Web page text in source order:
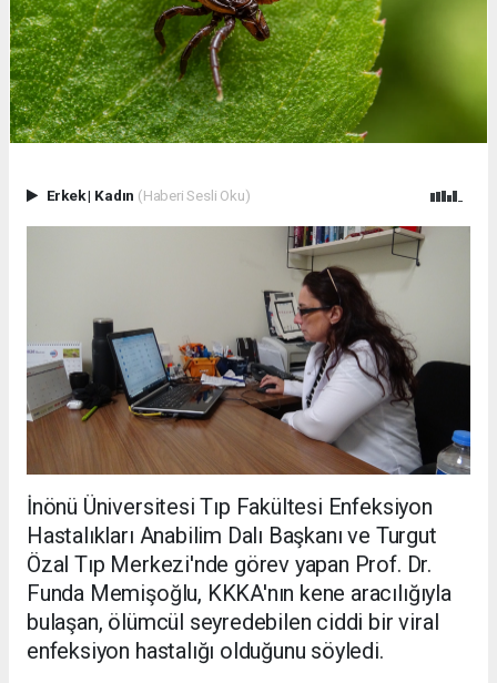
Erkek| Kadın (Haberi Sesli Oku)
İnönü Üniversitesi Tıp Fakültesi Enfeksiyon
Hastalıkları Anabilim Dalı Başkanı ve Turgut
Özal Tıp Merkezi'nde görev yapan Prof. Dr.
Funda Memişoğlu, KKKA'nın kene aracılığıyla
bulaşan, ölümcül seyredebilen ciddi bir viral
enfeksiyon hastalığı olduğunu söyledi.